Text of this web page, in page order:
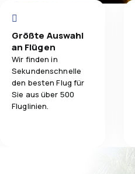
Größte Auswahl
an Flügen
Wir finden in
Sekundenschnelle
den besten Flug für
Sie aus über 500
Fluglinien.